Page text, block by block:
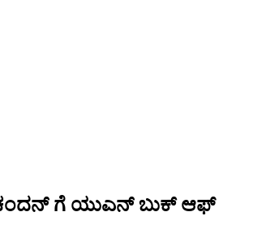
ಗೆ ಯುಎನ್ ಬುಕ್ ಆಫ್